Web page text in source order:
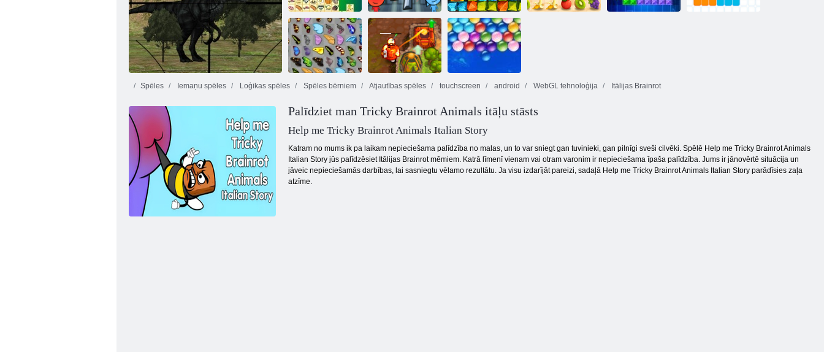
Kigama slēpošanas lekt!
Jurassic Dino Medības
Kris Mahjong
Fireboy and
Watergirl 4:
Kristāla templis
Gold Rush
dārgumu
medības
Tauriņš kyodai
Nolādēts
dārgums 2
Bezgalīgi
burbuļi
Spēles Iemaņu spēles Loģikas spēles Spēles bērniem Atjautības spēles touchscreen android WebGL tehnoloģija Itālijas Brainrot
Palīdziet man Tricky Brainrot Animals itāļu stāsts
Help me Tricky Brainrot Animals Italian Story
Katram no mums ik pa laikam nepieciešama palīdzība no malas, un to var sniegt gan tuvinieki, gan pilnīgi sveši cilvēki. Spēlē Help me Tricky Brainrot Animals
Italian Story jūs palīdzēsiet Itālijas Brainrot mēmiem. Katrā līmenī vienam vai otram varonim ir nepieciešama īpaša palīdzība. Jums ir jānovērtē situācija un
jāveic nepieciešamās darbības, lai sasniegtu vēlamo rezultātu. Ja visu izdarījāt pareizi, sadaļā Help me Tricky Brainrot Animals Italian Story parādīsies zaļa
atzīme.